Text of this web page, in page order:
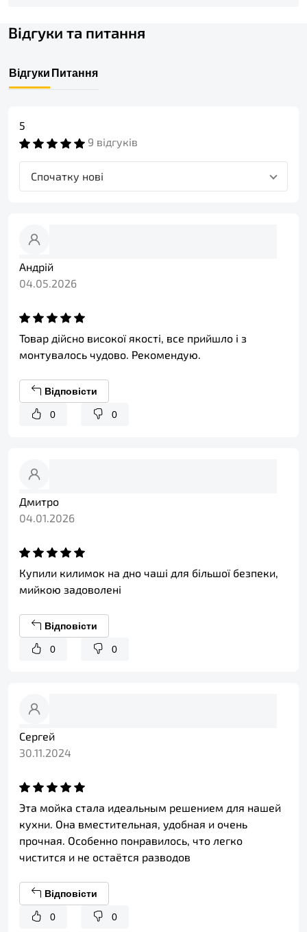
Відгуки та питання
Відгуки Питання
5
9 відгуків
Спочатку нові
Андрій
04.05.2026
Товар дійсно високої якості, все прийшло і з
монтувалось чудово. Рекомендую.
Відповісти
0 0
Дмитро
04.01.2026
Купили килимок на дно чаші для більшої безпеки,
мийкою задоволені
Відповісти
0 0
Сергей
30.11.2024
Эта мойка стала идеальным решением для нашей
кухни. Она вместительная, удобная и очень
прочная. Особенно понравилось, что легко
чистится и не остаётся разводов
Відповісти
0 0